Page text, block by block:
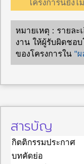
โครงการนี้ยัง
หมายเหตุ : รายล
งาน ให้ผู้รับผิดชอ
ของโครงการใน "ผ
สารบัญ
กิตติกรรมประกาศ
บทคัดย่อ